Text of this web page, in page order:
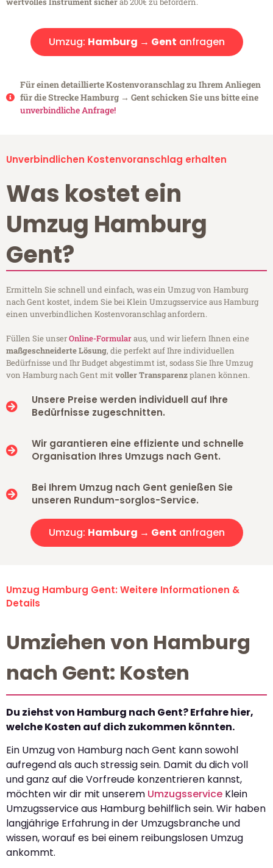
Umzug: Hamburg → Gent anfragen
Für einen detaillierte Kostenvoranschlag zu Ihrem Anliegen
für die Strecke Hamburg → Gent schicken Sie uns bitte eine
unverbindliche Anfrage!
Unverbindlichen Kostenvoranschlag erhalten
Was kostet ein
Umzug Hamburg
Gent?
Ermitteln Sie schnell und einfach, was ein Umzug von Hamburg
nach Gent kostet, indem Sie bei Klein Umzugsservice aus Hamburg
einen unverbindlichen Kostenvoranschlag anfordern.
Füllen Sie unserOnline-Formularaus, und wir liefern Ihnen eine
maßgeschneiderte Lösung, die perfekt auf Ihre individuellen
Bedürfnisse und Ihr Budget abgestimmt ist, sodass Sie Ihre Umzug
von Hamburg nach Gent mitvoller Transparenzplanen können.
Unsere Preise werden individuell auf Ihre
Bedürfnisse zugeschnitten.
Wir garantieren eine effiziente und schnelle
Organisation Ihres Umzugs nach Gent.
Bei Ihrem Umzug nach Gent genießen Sie
unseren Rundum-sorglos-Service.
Umzug: Hamburg → Gent anfragen
Umzug Hamburg Gent: Weitere Informationen &
Details
Umziehen von Hamburg
nach Gent: Kosten
Du ziehst von Hamburg nach Gent? Erfahre hier,
welche Kosten auf dich zukommen könnten.
Ein Umzug von Hamburg nach Gent kann sowohl
aufregend als auch stressig sein. Damit du dich voll
und ganz auf die Vorfreude konzentrieren kannst,
möchten wir dir mit unserem Umzugsservice Klein
Umzugsservice aus Hamburg behilflich sein. Wir haben
langjährige Erfahrung in der Umzugsbranche und
wissen, worauf es bei einem reibungslosen Umzug
ankommt.